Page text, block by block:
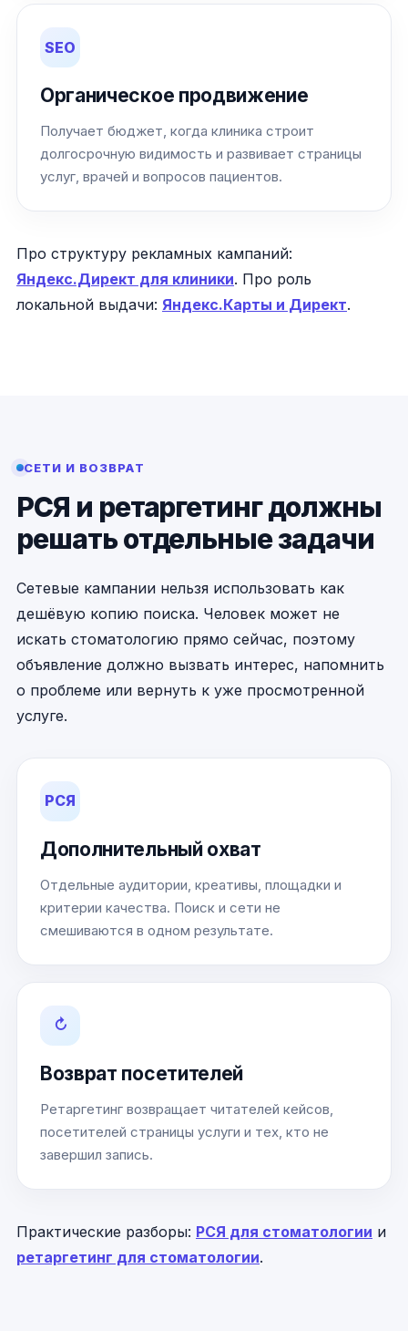
SEO
Органическое продвижение
Получает бюджет, когда клиника строит
долгосрочную видимость и развивает страницы
услуг, врачей и вопросов пациентов.
Про структуру рекламных кампаний:
Яндекс.Директ для клиники. Про роль
локальной выдачи: Яндекс.Карты и Директ.
СЕТИ И ВОЗВРАТ
РСЯ и ретаргетинг должны
решать отдельные задачи
Сетевые кампании нельзя использовать как
дешёвую копию поиска. Человек может не
искать стоматологию прямо сейчас, поэтому
объявление должно вызвать интерес, напомнить
о проблеме или вернуть к уже просмотренной
услуге.
РСЯ
Дополнительный охват
Отдельные аудитории, креативы, площадки и
критерии качества. Поиск и сети не
смешиваются в одном результате.
↻
Возврат посетителей
Ретаргетинг возвращает читателей кейсов,
посетителей страницы услуги и тех, кто не
завершил запись.
Практические разборы: РСЯ для стоматологии и
ретаргетинг для стоматологии.